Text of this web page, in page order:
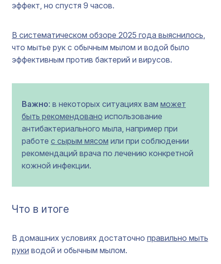
эффект, но спустя 9 часов.
В систематическом обзоре 2025 года выяснилось,
что мытье рук с обычным мылом и водой было
эффективным против бактерий и вирусов.
Важно: в некоторых ситуациях вам может
быть рекомендовано использование
антибактериального мыла, например при
работе с сырым мясом или при соблюдении
рекомендаций врача по лечению конкретной
кожной инфекции.
Что в итоге
В домашних условиях достаточно правильно мыть
руки водой и обычным мылом.